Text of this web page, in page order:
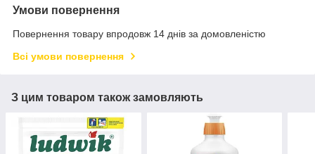
Умови повернення
Повернення товару впродовж 14 днів за домовленістю
Всі умови повернення
З цим товаром також замовляють